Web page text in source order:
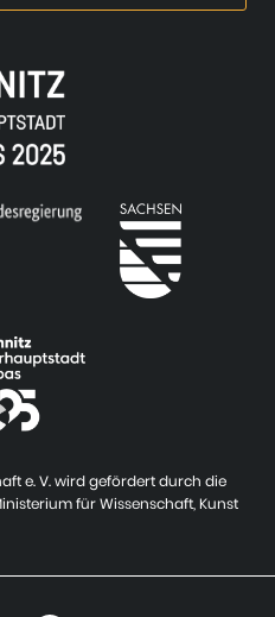
e. V. wird gefördert durch die
für Wissenschaft, Kunst